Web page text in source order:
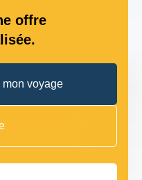
offre
voyage